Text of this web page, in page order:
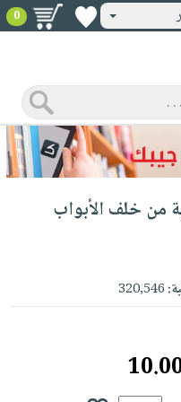
0
من خلف الأبواب
320,546